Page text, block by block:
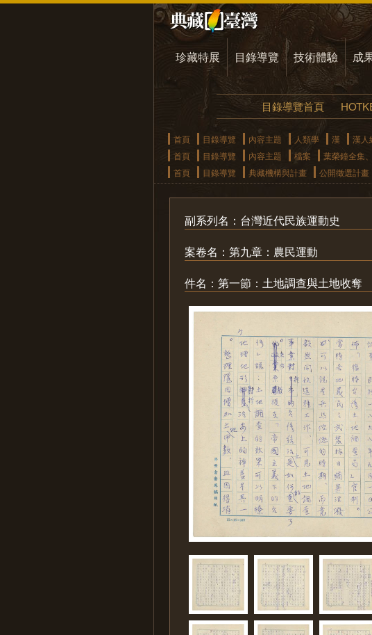
珍藏特展 目錄導覽 技術體驗 成
目錄導覽首頁
首頁 目錄導覽 內容主題 人類學 漢 漢人
首頁
目錄導覽 內容主題 檔案 葉榮鐘全集
首頁
目錄導覽 典藏機構與計畫 公開徵選計畫
副系列名：台灣近代民族運動史
案卷名：第九章：農民運動
件名：第一節：土地調查與土地收奪